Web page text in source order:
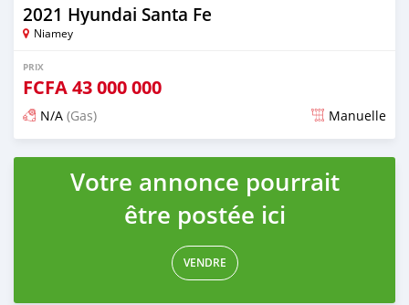
2021 Hyundai Santa Fe
Niamey
PRIX
FCFA43 000 000
N/A (Gas) Manuelle
Publié il y a plus de 2 ans
Votre annonce pourrait
être postée ici
VENDRE